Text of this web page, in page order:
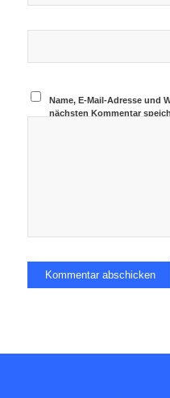
Name, E-Mail-Adresse und
nächsten Kommentar